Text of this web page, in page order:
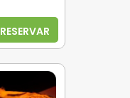
RESERVAR